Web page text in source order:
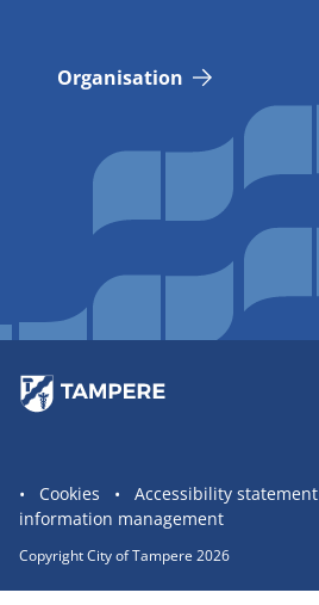
Organisation
Site
statement
links
Cookies Accessibility statement
information management
Copyright City of Tampere 2026